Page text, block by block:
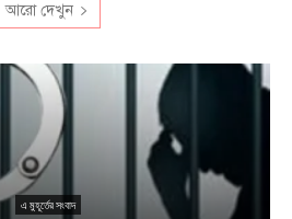
আরো দেখুন
এ মুহূর্তের সংবাদ